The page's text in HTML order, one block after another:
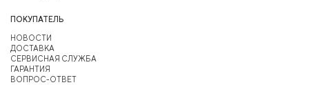
ПОКУПАТЕЛЬ
НОВОСТИ
ДОСТАВКА
СЕРВИСНАЯ СЛУЖБА
ГАРАНТИЯ
ВОПРОС-ОТВЕТ